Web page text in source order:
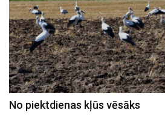
No piektdienas kļūs vēsāks